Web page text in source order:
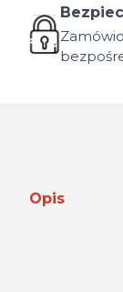
Opis